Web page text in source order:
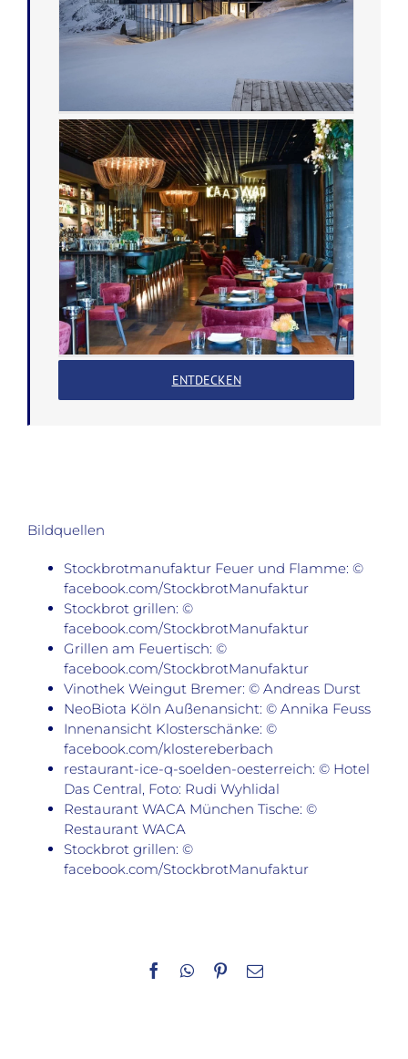
ENTDECKEN
Bildquellen
Stockbrotmanufaktur Feuer und Flamme: ©
facebook.com/StockbrotManufaktur
Stockbrot grillen: ©
facebook.com/StockbrotManufaktur
Grillen am Feuertisch: ©
facebook.com/StockbrotManufaktur
Vinothek Weingut Bremer: © Andreas Durst
NeoBiota Köln Außenansicht: © Annika Feuss
Innenansicht Klosterschänke: ©
facebook.com/klostereberbach
restaurant-ice-q-soelden-oesterreich: © Hotel
Das Central, Foto: Rudi Wyhlidal
Restaurant WACA München Tische: ©
Restaurant WACA
Stockbrot grillen: ©
facebook.com/StockbrotManufaktur
Facebook
WhatsApp
Pinterest
E-